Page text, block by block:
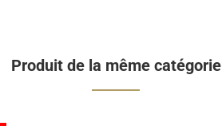
Produit de la même catégorie